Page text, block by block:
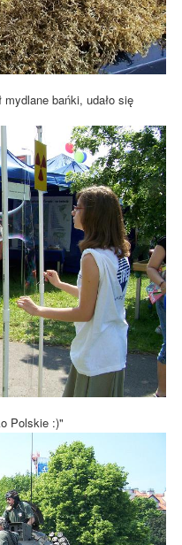
bańki, udało się
Polskie :)"